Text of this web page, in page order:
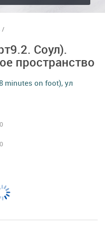
/
Соул).
пространство
minutes on foot), ул